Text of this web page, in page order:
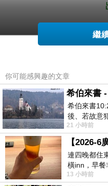
你
划
樹葉
繼
你可能感興趣的文章
希伯來書
希伯來書
後、若故意
有戰懼等候
21 小時前
連四晚都住
橫inn，早餐
看到工作人
13 小時前